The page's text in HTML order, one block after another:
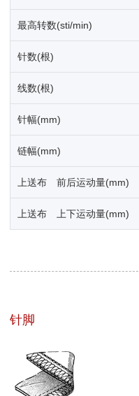
最高转数(sti/min)
针数(根)
线数(根)
针幅(mm)
链幅(mm)
上送布 前后运动量(mm)
上送布 上下运动量(mm)
针脚